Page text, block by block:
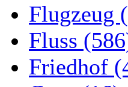
Flugzeug
Fluss
Friedhof